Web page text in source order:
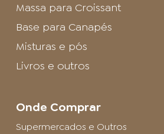
Massa para Croissant
Base para Canapés
Misturas e pós
Livros e outros
Onde Comprar
Supermercados e Outros